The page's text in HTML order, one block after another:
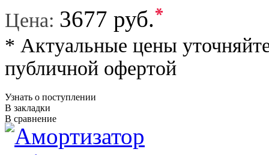
Цена: 3677 руб.*
* Актуальные цены
публичной офертой
Узнать о поступлении
В закладки
В сравнение